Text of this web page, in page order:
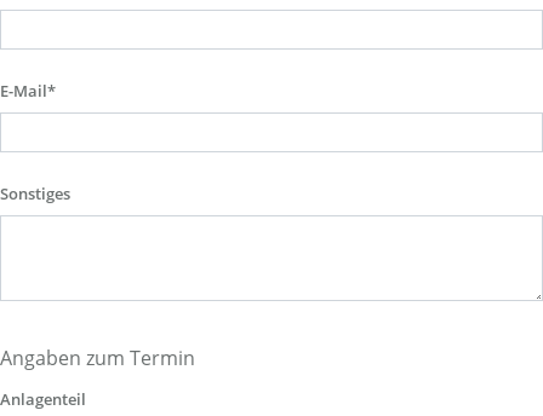
E-Mail*
Sonstiges
Angaben zum Termin
Anlagenteil